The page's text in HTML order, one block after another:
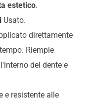
estetico.
Usato.
direttamente
Riempie
del dente e
e resistente alle